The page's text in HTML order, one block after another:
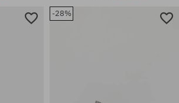
Dostupné veľkosti:
-28%